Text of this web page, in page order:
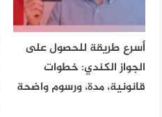
أسرع طريقة للحصول على
الجواز الكندي: خطوات
قانونية، مدة، ورسوم واضحة